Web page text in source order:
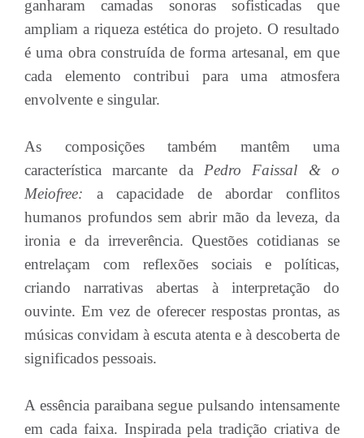
ganharam camadas sonoras sofisticadas que
ampliam a riqueza estética do projeto. O resultado
é uma obra construída de forma artesanal, em que
cada elemento contribui para uma atmosfera
envolvente e singular.
As composições também mantêm uma
característica marcante da Pedro Faissal & o
Meiofree: a capacidade de abordar conflitos
humanos profundos sem abrir mão da leveza, da
ironia e da irreverência. Questões cotidianas se
entrelaçam com reflexões sociais e políticas,
criando narrativas abertas à interpretação do
ouvinte. Em vez de oferecer respostas prontas, as
músicas convidam à escuta atenta e à descoberta de
significados pessoais.
A essência paraibana segue pulsando intensamente
em cada faixa. Inspirada pela tradição criativa de